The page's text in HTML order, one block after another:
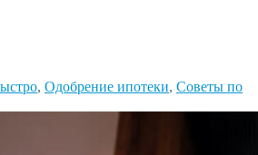
, Одобрение ипотеки, Советы по